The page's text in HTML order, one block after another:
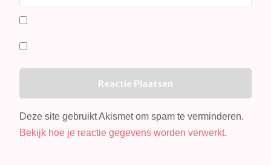
Deze site gebruikt Akismet om spam te verminderen.
Bekijk hoe je reactie gegevens worden verwerkt.